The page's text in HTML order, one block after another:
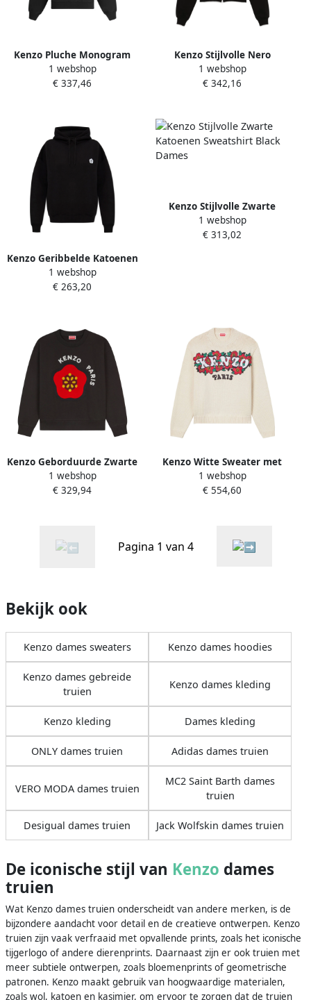
Kenzo Pluche Monogram
Sweatshirt Black Dames
1 webshop
€ 337,46
Kenzo Stijlvolle Nero
Sweatshirt voor Vrouwen
Black Dames
1 webshop
€ 342,16
Kenzo Geribbelde Katoenen
Hoodie met Zakken Black
1 webshop
€ 263,20
Kenzo Stijlvolle Zwarte
Katoenen Sweatshirt Black
Dames
1 webshop
€ 313,02
Kenzo Geborduurde Zwarte
Sweater Black Dames
1 webshop
€ 329,94
Kenzo Witte Sweater met
Boke Bloemen White Dames
1 webshop
€ 554,60
Pagina 1 van 4
Bekijk ook
Kenzo dames sweaters Kenzo dames hoodies
Kenzo dames gebreide
truien
Kenzo dames kleding
Kenzo kleding Dames kleding
ONLY dames truien Adidas dames truien
VERO MODA dames truien
MC2 Saint Barth dames
truien
Desigual dames truien Jack Wolfskin dames truien
De iconische stijl van Kenzo dames
truien
Wat Kenzo dames truien onderscheidt van andere merken, is de
bijzondere aandacht voor detail en de creatieve ontwerpen. Kenzo
truien zijn vaak verfraaid met opvallende prints, zoals het iconische
tijgerlogo of andere dierenprints. Daarnaast zijn er ook truien met
meer subtiele ontwerpen, zoals bloemenprints of geometrische
patronen. Kenzo maakt gebruik van hoogwaardige materialen,
zoals wol, katoen en kasjmier, om ervoor te zorgen dat de truien